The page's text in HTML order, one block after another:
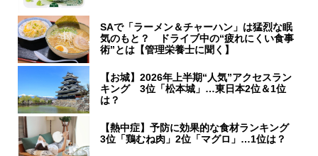
SAで「ラーメン＆チャーハン」は猛烈な眠
気のもと？ ドライブ中の“疲れにくい食事
術”とは【管理栄養士に聞く】
【お城】2026年上半期“人気”アクセスラン
キング 3位「松本城」…東日本2位＆1位
は？
【熱中症】予防に効果的な食材ランキング
3位「鶏むね肉」2位「マグロ」…1位は？